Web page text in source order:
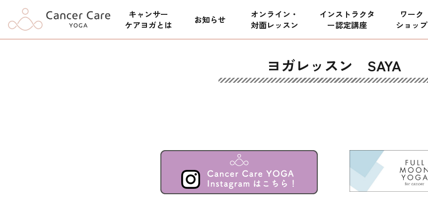
キャンサー
ケアヨガとは
お知らせ
オンライン・
対面レッスン
インストラクタ
ー認定講座
ワーク
ショップ
ヨガレッスン SAYA